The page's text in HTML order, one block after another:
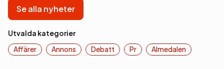
Se alla nyheter
Utvalda kategorier
Affärer
Annons Debatt Pr Almedalen